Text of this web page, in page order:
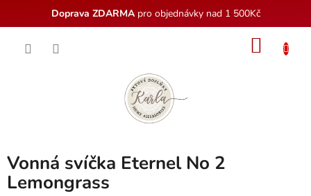
Doprava ZDARMApro objednávky nad 1 500Kč
Vonná svíčka Eternel No 2
Lemongrass